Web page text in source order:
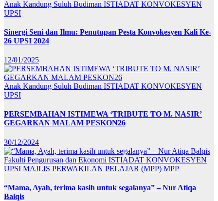
Anak Kandung Suluh Budiman ISTIADAT KONVOKESYEN
UPSI
Sinergi Seni dan Ilmu: Penutupan Pesta Konvokesyen Kali Ke-
26 UPSI 2024
12/01/2025
Anak Kandung Suluh Budiman ISTIADAT KONVOKESYEN
UPSI
PERSEMBAHAN ISTIMEWA ‘TRIBUTE TO M. NASIR’
GEGARKAN MALAM PESKON26
30/12/2024
Fakulti Pengurusan dan Ekonomi ISTIADAT KONVOKESYEN
UPSI MAJLIS PERWAKILAN PELAJAR (MPP) MPP
“Mama, Ayah, terima kasih untuk segalanya” – Nur Atiqa
Balqis